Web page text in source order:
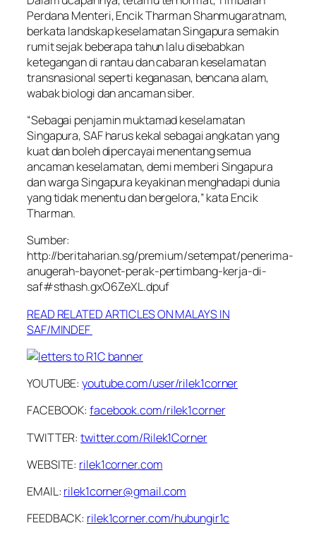
Perdana Menteri, Encik Tharman Shanmugaratnam,
berkata landskap keselamatan Singapura semakin
rumit sejak beberapa tahun lalu disebabkan
ketegangan di rantau dan cabaran keselamatan
transnasional seperti keganasan, bencana alam,
wabak biologi dan ancaman siber.
“Sebagai penjamin muktamad keselamatan
Singapura, SAF harus kekal sebagai angkatan yang
kuat dan boleh dipercayai menentang semua
ancaman keselamatan, demi memberi Singapura
dan warga Singapura keyakinan menghadapi dunia
yang tidak menentu dan bergelora,” kata Encik
Tharman.
Sumber:
http://beritaharian.sg/premium/setempat/penerima-
anugerah-bayonet-perak-pertimbang-kerja-di-
saf#sthash.gxO6ZeXL.dpuf
READ RELATED ARTICLES ON MALAYS IN
SAF/MINDEF
YOUTUBE:youtube.com/user/rilek1corner
FACEBOOK:facebook.com/rilek1corner
TWITTER:twitter.com/Rilek1Corner
WEBSITE: rilek1corner.com
EMAIL: rilek1corner@gmail.com
FEEDBACK: rilek1corner.com/hubungir1c